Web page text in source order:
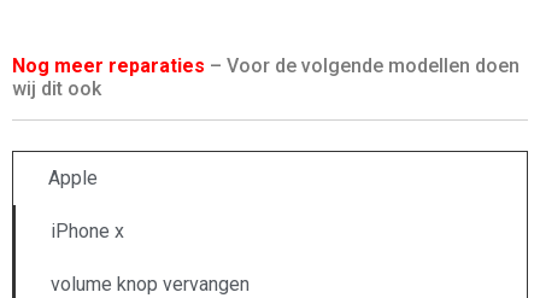
Nog meer reparaties – Voor de volgende modellen doen
wij dit ook
Apple
iPhone x
volume knop vervangen